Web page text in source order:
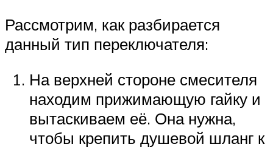
Рассмотрим, как разбирается
данный тип переключателя:
На верхней стороне смесителя
находим прижимающую гайку и
вытаскиваем её. Она нужна,
чтобы крепить душевой шланг к